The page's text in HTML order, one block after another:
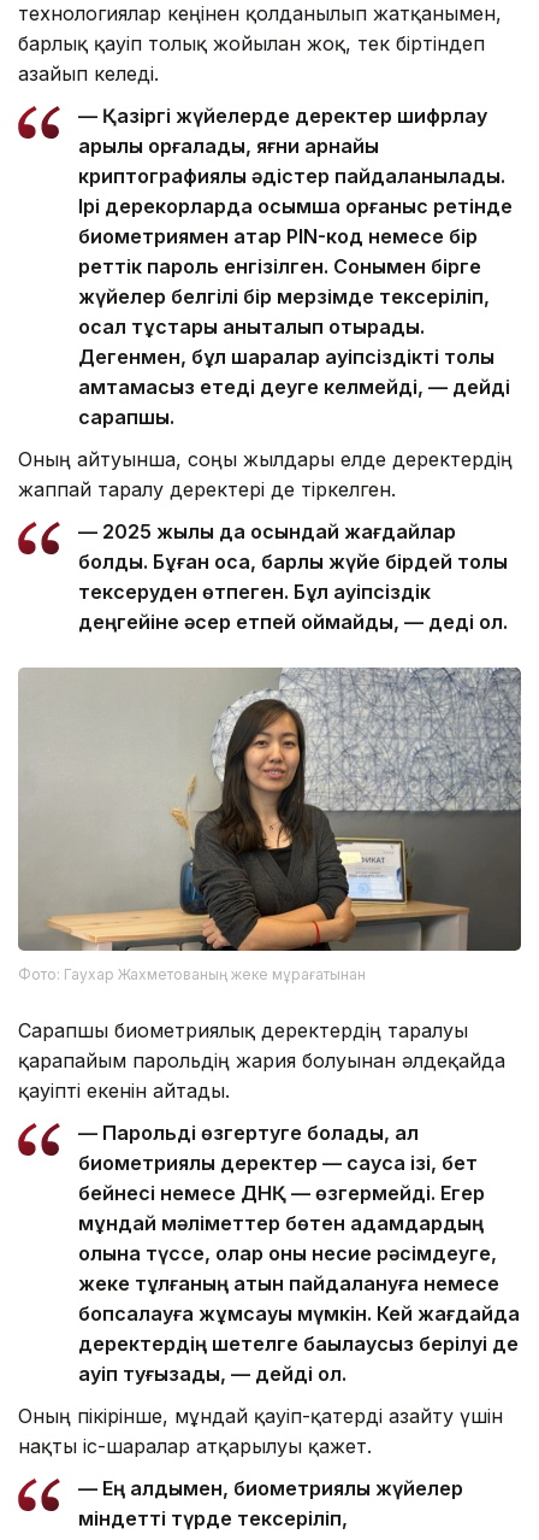
технологиялар кеңінен қолданылып жатқанымен,
барлық қауіп толық жойылған жоқ, тек біртіндеп
азайып келеді.
— Қазіргі жүйелерде деректер шифрлау
арқылы қорғалады, яғни арнайы
криптографиялық әдістер пайдаланылады.
Ірі дерекқорларда қосымша қорғаныс ретінде
биометриямен қатар PIN-код немесе бір
реттік пароль енгізілген. Сонымен бірге
жүйелер белгілі бір мерзімде тексеріліп,
осал тұстары анықталып отырады.
Дегенмен, бұл шаралар қауіпсіздікті толық
қамтамасыз етеді деуге келмейді, — дейді
сарапшы.
Оның айтуынша, соңғы жылдары елде деректердің
жаппай таралу деректері де тіркелген.
— 2025 жылы да осындай жағдайлар
болды. Бұған қоса, барлық жүйе бірдей толық
тексеруден өтпеген. Бұл қауіпсіздік
деңгейіне әсер етпей қоймайды, — деді ол.
Фото: Гаухар Жахметованың жеке мұрағатынан
Сарапшы биометриялық деректердің таралуы
қарапайым парольдің жария болуынан әлдеқайда
қауіпті екенін айтады.
— Парольді өзгертуге болады, ал
биометриялық деректер — саусақ ізі, бет
бейнесі немесе ДНҚ — өзгермейді. Егер
мұндай мәліметтер бөтен адамдардың
қолына түссе, олар оны несие рәсімдеуге,
жеке тұлғаның атын пайдалануға немесе
бопсалауға жұмсауы мүмкін. Кей жағдайда
деректердің шетелге бақылаусыз берілуі де
қауіп туғызады, — дейді ол.
Оның пікірінше, мұндай қауіп-қатерді азайту үшін
нақты іс-шаралар атқарылуы қажет.
— Ең алдымен, биометриялық жүйелер
міндетті түрде тексеріліп,